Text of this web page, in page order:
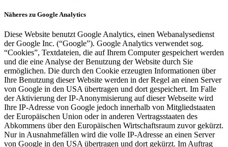
Näheres zu Google Analytics
Diese Website benutzt Google Analytics, einen Webanalysedienst
der Google Inc. (“Google”). Google Analytics verwendet sog.
“Cookies”, Textdateien, die auf Ihrem Computer gespeichert werden
und die eine Analyse der Benutzung der Website durch Sie
ermöglichen. Die durch den Cookie erzeugten Informationen über
Ihre Benutzung dieser Website werden in der Regel an einen Server
von Google in den USA übertragen und dort gespeichert. Im Falle
der Aktivierung der IP-Anonymisierung auf dieser Webseite wird
Ihre IP-Adresse von Google jedoch innerhalb von Mitgliedstaaten
der Europäischen Union oder in anderen Vertragsstaaten des
Abkommens über den Europäischen Wirtschaftsraum zuvor gekürzt.
Nur in Ausnahmefällen wird die volle IP-Adresse an einen Server
von Google in den USA übertragen und dort gekürzt. Im Auftrag